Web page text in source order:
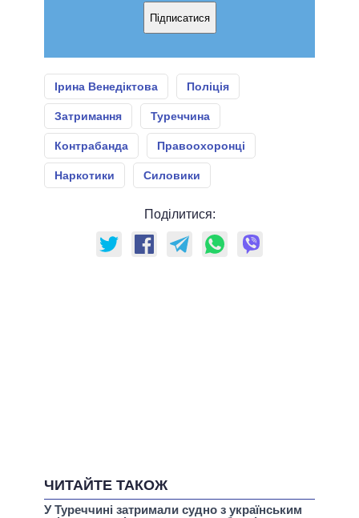
Підписатися
Ірина Венедіктова Поліція
Затримання Туреччина
Контрабанда Правоохоронці
Наркотики Силовики
Поділитися:
ЧИТАЙТЕ ТАКОЖ
У Туреччині затримали судно з українським